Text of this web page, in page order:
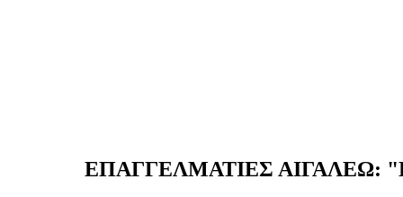
ΕΠΑΓΓΕΛΜΑΤΙΕΣ ΑΙΓΑΛΕΩ: